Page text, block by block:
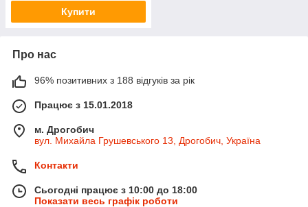
Купити
Про нас
96% позитивних з 188 відгуків за рік
Працює з 15.01.2018
м. Дрогобич
вул. Михайла Грушевського 13, Дрогобич, Україна
Контакти
Сьогодні працює з 10:00 до 18:00
Показати весь графік роботи